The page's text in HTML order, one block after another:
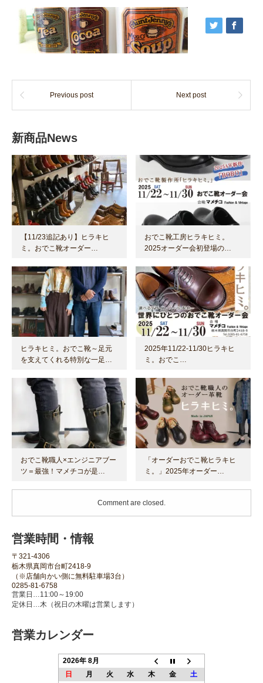
Previous post Next post
新商品News
【11/23追記あり】ヒラキヒ
ミ。おでこ靴オーダー…
おでこ靴工房ヒラキヒミ。
2025オーダー会初登場の…
ヒラキヒミ。おでこ靴～足元
を支えてくれる特別な一足…
2025年11/22-11/30ヒラキヒ
ミ。おでこ…
おでこ靴職人×エンジニアブー
ツ＝最強！マメチコが是…
「オーダーおでこ靴ヒラキヒ
ミ。」2025年オーダー…
Comment are closed.
営業時間・情報
〒321-4306
栃木県真岡市台町2418-9
（※店舗向かい側に無料駐車場3台）
0285-81-6758
営業日…11:00～19:00
定休日…木（祝日の木曜は営業します）
営業カレンダー
2026年 8月
日
月 火 水 木 金
土